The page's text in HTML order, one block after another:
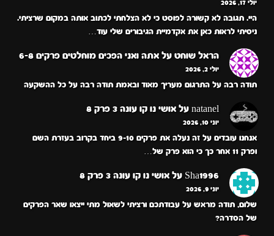
יולי 17, 2026
היי. תגובה לא קשורה לפוסט כי לא הצלחתי לכתוב אותה במקום שרציתי.
ניסיתי לראות כאן את אקדמיית הגיבורים שלי עוד…
הראל שוחט על אתה ואני הפכים מוחלטים פרקים 6-8
יולי 2, 2026
תודה רבה על התרגום מעריך מאוד ובאמת תודה רבה על כל ההשקעה
natanel על אושי נו קו עונה 3 פרק 8
יוני 10, 2026
אנחנו עובדים על זה נעלה את פרקים 9-10 ביחד בקרוב בעזרת השם
ופרק 11 אחר כך כי הוא פרק של…
Sha1996 על אושי נו קו עונה 3 פרק 8
יוני 9, 2026
שלום, תודה מראש על עבודתכם ורציתי לשאול מתי ייצאו שאר הפרקים
של הסדרה?